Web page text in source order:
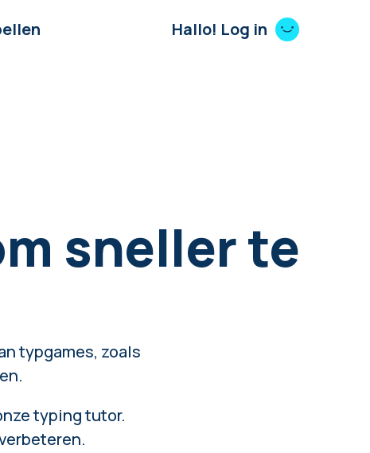
Hallo! Log in
sneller te
typgames, zoals
typing tutor.